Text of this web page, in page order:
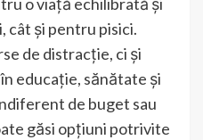
cât și pentru pisici.
de distracție, ci și
educație, sănătate și
de buget sau
găsi opțiuni potrivite